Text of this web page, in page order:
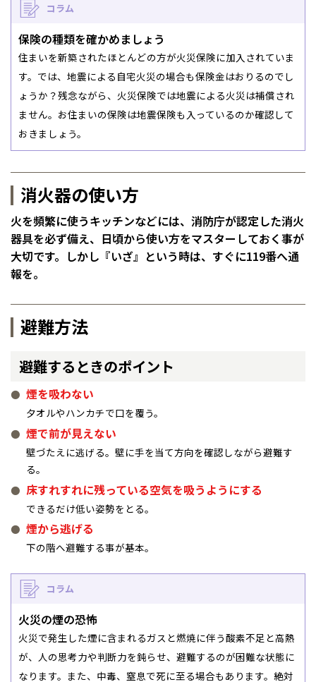
コラム
保険の種類を確かめましょう
住まいを新築されたほとんどの方が火災保険に加入されていま
す。では、地震による自宅火災の場合も保険金はおりるのでし
ょうか？残念ながら、火災保険では地震による火災は補償され
ません。お住まいの保険は地震保険も入っているのか確認して
おきましょう。
消火器の使い方
火を頻繁に使うキッチンなどには、消防庁が認定した消火
器具を必ず備え、日頃から使い方をマスターしておく事が
大切です。しかし『いざ』という時は、すぐに119番へ通
報を。
避難方法
避難するときのポイント
煙を吸わない
夕オルやハンカチで口を覆う。
煙で前が見えない
壁づたえに逃げる。壁に手を当て方向を確認しながら避難す
る。
床すれすれに残っている空気を吸うようにする
できるだけ低い姿勢をとる。
煙から逃げる
下の階へ避難する事が基本。
コラム
火災の煙の恐怖
火災で発生した煙に含まれるガスと燃焼に伴う酸素不足と高熱
が、人の思考力や判断力を鈍らせ、避難するのが困難な状態に
なります。また、中毒、窒息で死に至る場合もあります。絶対